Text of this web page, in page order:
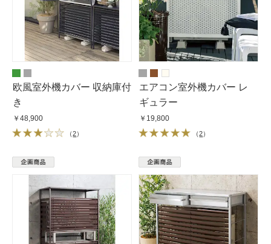
欧風室外機カバー 収納庫付
き
￥48,900
（2）
エアコン室外機カバー レ
ギュラー
￥19,800
（2）